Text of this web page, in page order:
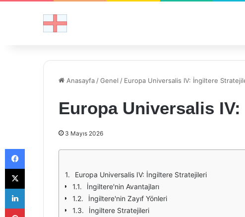
Anasayfa /Genel / Europa Universalis IV: İngiltere
Europa Universalis
3 Mayıs 2026
Europa Universalis IV: İngiltere Stratejileri
İngiltere'nin Avantajları
İngiltere'nin Zayıf Yönleri
İngiltere Stratejileri
Facebook
X
LinkedIn
Pinterest